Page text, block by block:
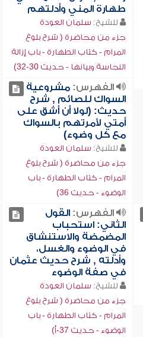
طهارة المني وأدلتهم
للشيخ: سلمان العودة
جزء من محاضرة ( شرح بلوغ
المرام - كتاب الطهارة - باب إزالة
النجاسة وبيانها - حديث 30-32)
الفهرس:مشروعية
السواك للصائم , شرح
حديث: (لولا أن أشق على
أمتي لأمرتهم بالسواك
مع كل وضوء)
للشيخ: سلمان العودة
جزء من محاضرة ( شرح بلوغ
المرام - كتاب الطهارة - باب
الوضوء - حديث 36)
الفهرس:القول
الثاني: استحباب
المضمضة والاستنشاق
في الوضوء والغسل،
وأدلته , شرح حديث عثمان
في صفة الوضوء
للشيخ: سلمان العودة
جزء من محاضرة ( شرح بلوغ
المرام - كتاب الطهارة - باب
الوضوء - حديث 37-أ)